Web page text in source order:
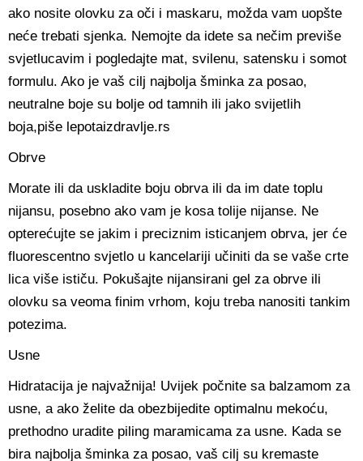
ako nosite olovku za oči i maskaru, možda vam uopšte
neće trebati sjenka. Nemojte da idete sa nečim previše
svjetlucavim i pogledajte mat, svilenu, satensku i somot
formulu. Ako je vaš cilj najbolja šminka za posao,
neutralne boje su bolje od tamnih ili jako svijetlih
boja,piše lepotaizdravlje.rs
Obrve
Morate ili da uskladite boju obrva ili da im date toplu
nijansu, posebno ako vam je kosa tolije nijanse. Ne
opterećujte se jakim i preciznim isticanjem obrva, jer će
fluorescentno svjetlo u kancelariji učiniti da se vaše crte
lica više ističu. Pokušajte nijansirani gel za obrve ili
olovku sa veoma finim vrhom, koju treba nanositi tankim
potezima.
Usne
Hidratacija je najvažnija! Uvijek počnite sa balzamom za
usne, a ako želite da obezbijedite optimalnu mekoću,
prethodno uradite piling maramicama za usne. Kada se
bira najbolja šminka za posao, vaš cilj su kremaste